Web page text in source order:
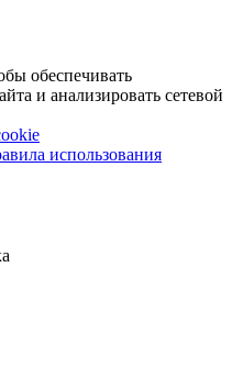
обеспечивать
и анализировать сетевой
использования